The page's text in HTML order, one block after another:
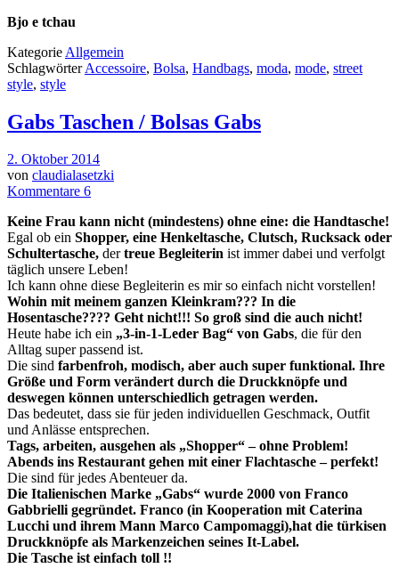
Bjo e tchau
Kategorie Allgemein
SchlagwörterAccessoire, Bolsa, Handbags, moda, mode, street
style, style
Gabs Taschen / Bolsas Gabs
2. Oktober 2014
von claudialasetzki
Kommentare 6
Keine Frau kann nicht (mindestens) ohne eine: die Handtasche!
Egal ob ein Shopper, eine Henkeltasche, Clutsch, Rucksack oder
Schultertasche, dertreue Begleiterin ist immer dabei und verfolgt
täglich unsere Leben!
Ich kann ohne diese Begleiterin es mir so einfach nicht vorstellen!
Wohin mit meinem ganzen Kleinkram??? In die
Hosentasche???? Geht nicht!!! So groß sind die auch nicht!
Heute habe ich ein „3-in-1-Leder Bag“ von Gabs, die für den
Alltag super passend ist.
Die sind farbenfroh, modisch, aber auch super funktional. Ihre
Größe und Form verändert durch die Druckknöpfe und
deswegen können unterschiedlich getragen werden.
Das bedeutet, dass sie für jeden individuellen Geschmack, Outfit
und Anlässe entsprechen.
Tags, arbeiten, ausgehen als „Shopper“ – ohne Problem!
Abends ins Restaurant gehen mit einer Flachtasche – perfekt!
Die sind für jedes Abenteuer da.
Die Italienischen Marke „Gabs“ wurde 2000 von Franco
Gabbrielli gegründet. Franco (in Kooperation mit Caterina
Lucchi und ihrem Mann Marco Campomaggi),hat die türkisen
Druckknöpfe als Markenzeichen seines It-Label.
Die Tasche ist einfach toll !!